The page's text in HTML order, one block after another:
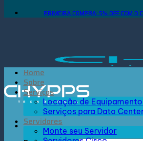
PRIMEIRA COMPRA: 5% OFF COM O
Home
Sobre
Serviços
Locação de
Serviços para Data
Servidores
Monte seu Servidor